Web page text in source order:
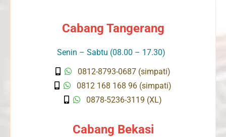
Cabang Tangerang
Senin – Sabtu (08.00 – 17.30)
0812-8793-0687 (simpati)
0812 168 168 96 (simpati)
0878-5236-3119 (XL)
Cabang Bekasi